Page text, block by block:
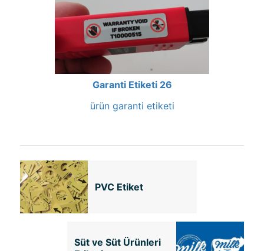
Garanti Etiketi 26
ürün garanti etiketi
PVC Etiket
Süt ve Süt Ürünleri